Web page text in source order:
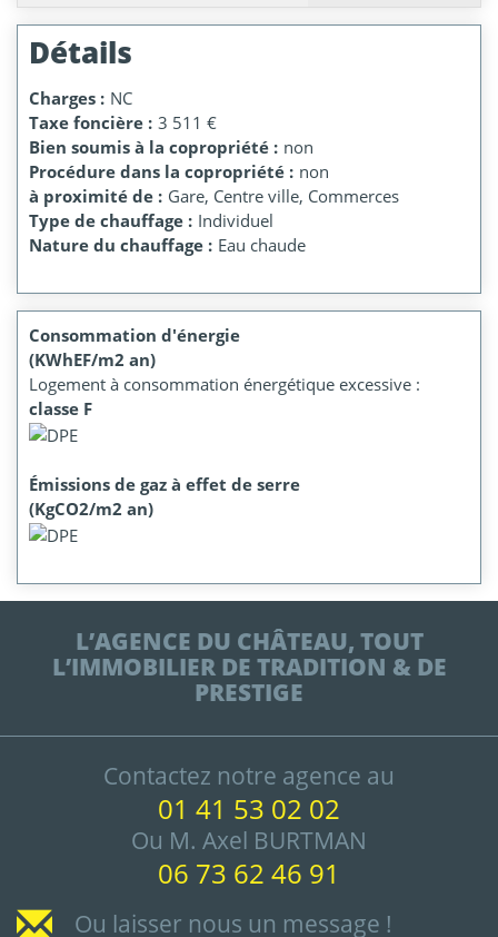
Détails
Charges : NC
Taxe foncière : 3 511 €
Bien soumis à la copropriété : non
Procédure dans la copropriété : non
à proximité de : Gare, Centre ville, Commerces
Type de chauffage : Individuel
Nature du chauffage : Eau chaude
Consommation d'énergie
(KWhEF/m2 an)
Logement à consommation énergétique excessive :
classe F
Émissions de gaz à effet de serre
(KgCO2/m2 an)
L’AGENCE DU CHÂTEAU, TOUT
L’IMMOBILIER DE TRADITION & DE
PRESTIGE
Contactez notre agence au
01 41 53 02 02
Ou M. Axel BURTMAN
06 73 62 46 91
Ou laisser nous un message !